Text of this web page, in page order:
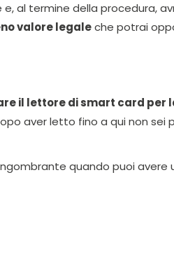
e, al termine della procedura,
valore legaleche potrai
il lettore di smart card per
aver letto fino a qui non sei
quando puoi avere